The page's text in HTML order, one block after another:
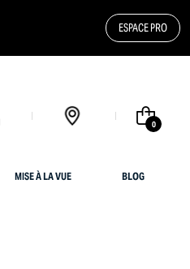
ESPACE PRO
0
MISE À LA VUE BLOG